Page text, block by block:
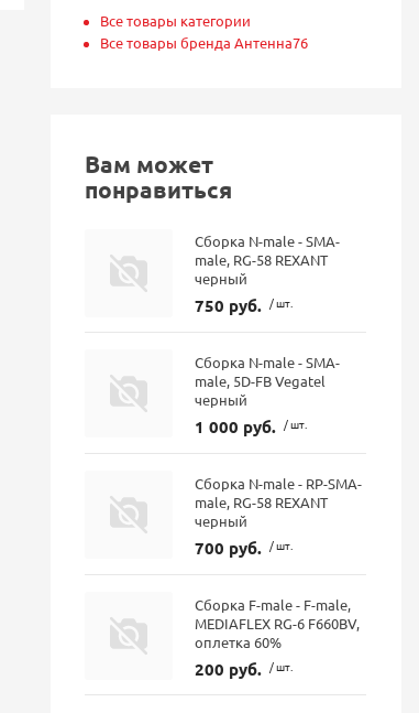
Все товары категории
Все товары бренда Антенна76
Вам может
понравиться
Сборка N-male - SMA-
male, RG-58 REXANT
черный
750 руб. / шт.
Сборка N-male - SMA-
male, 5D-FB Vegatel
черный
1 000 руб. / шт.
Сборка N-male - RP-SMA-
male, RG-58 REXANT
черный
700 руб. / шт.
Сборка F-male - F-male,
MEDIAFLEX RG-6 F660BV,
оплетка 60%
200 руб. / шт.